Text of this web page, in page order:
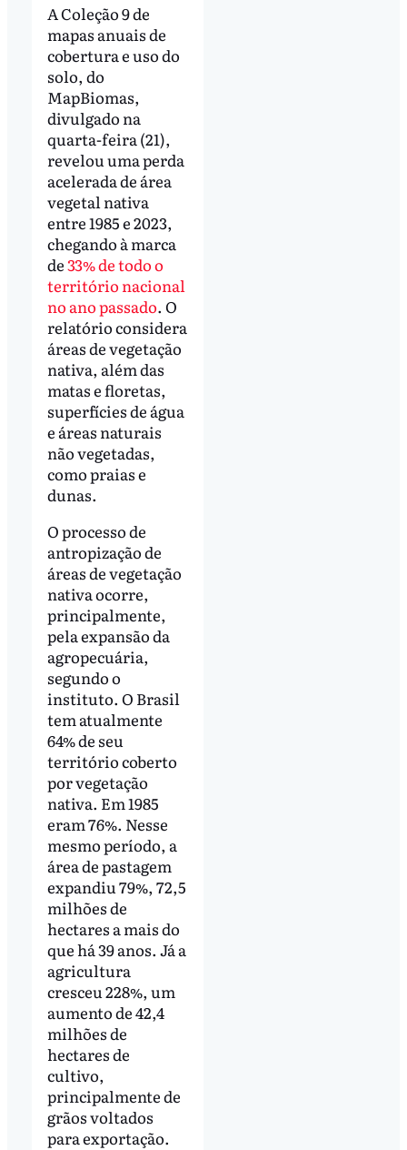
A Coleção 9 de
mapas anuais de
cobertura e uso do
solo, do
MapBiomas,
divulgado na
quarta-feira (21),
revelou uma perda
acelerada de área
vegetal nativa
entre 1985 e 2023,
chegando à marca
de33% de todo o
território nacional
no ano passado. O
relatório considera
áreas de vegetação
nativa, além das
matas e floretas,
superfícies de água
e áreas naturais
não vegetadas,
como praias e
dunas.
O processo de
antropização de
áreas de vegetação
nativa ocorre,
principalmente,
pela expansão da
agropecuária,
segundo o
instituto. O Brasil
tem atualmente
64% de seu
território coberto
por vegetação
nativa. Em 1985
eram 76%. Nesse
mesmo período, a
área de pastagem
expandiu 79%, 72,5
milhões de
hectares a mais do
que há 39 anos. Já a
agricultura
cresceu 228%, um
aumento de 42,4
milhões de
hectares de
cultivo,
principalmente de
grãos voltados
para exportação.